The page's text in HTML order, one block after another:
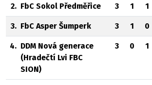
2. FbC Sokol Předměřice 3 1 1
3. FbC Asper Šumperk 3 1 0
4. DDM Nová generace
(Hradečtí Lvi FBC
SION)
3 0 1